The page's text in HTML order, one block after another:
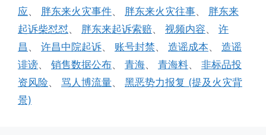
应、 胖东来火灾事件、 胖东来火灾往事、 胖东来
起诉柴怼怼、 胖东来起诉索赔、 视频内容、 许
昌 、 许昌中院起诉、 账号封禁、 造谣成本、 造谣
诽谤、 销售数据公布、 青海、 青海料、 非标品投
资风险、 骂人博流量、 黑恶势力报复 (提及火灾背
景)